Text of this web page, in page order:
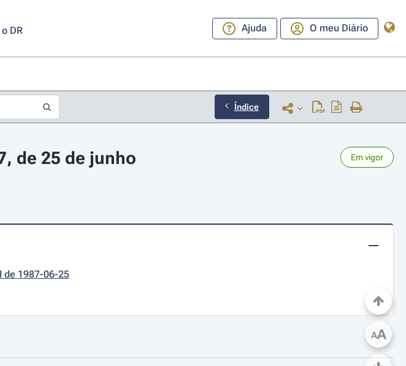
DR Ajuda O meu Diário
Índice
de 25 de junho Em vigor
de 1987-06-25
AA